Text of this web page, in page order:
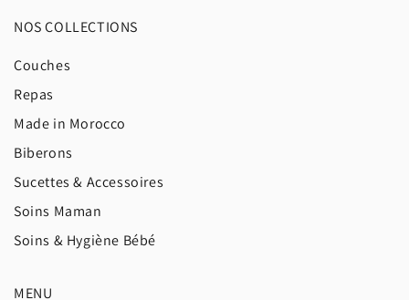
NOS COLLECTIONS
Couches
Repas
Made in Morocco
Biberons
Sucettes & Accessoires
Soins Maman
Soins & Hygiène Bébé
MENU